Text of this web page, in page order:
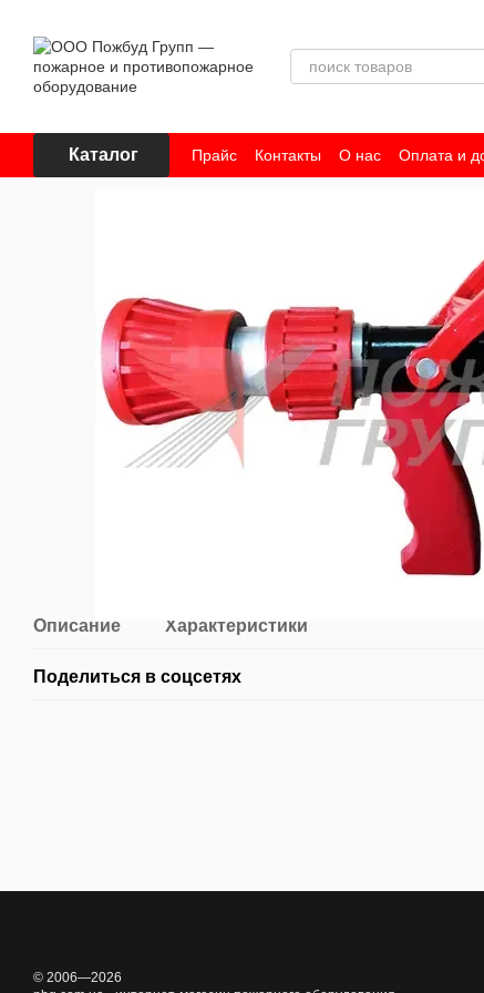
Каталог Прайс Контакты О нас Оплата и
Описание Характеристики
Поделиться в соцсетях
© 2006—2026